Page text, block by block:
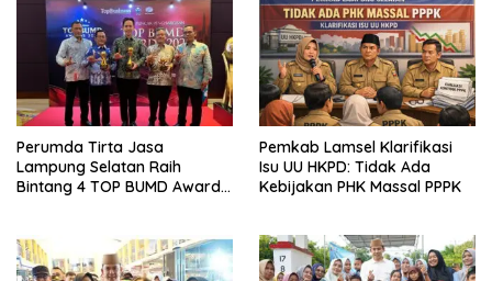
Perumda Tirta Jasa
Lampung Selatan Raih
Bintang 4 TOP BUMD Awards
Pemkab Lamsel Klarifikasi
Isu UU HKPD: Tidak Ada
Kebijakan PHK Massal PPPK